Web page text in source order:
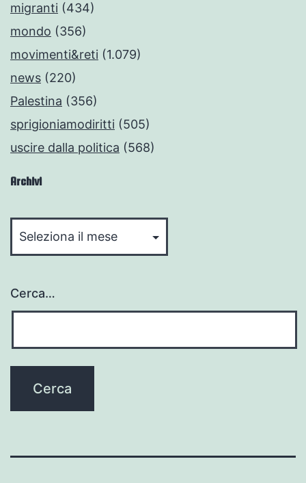
migranti (434)
mondo (356)
movimenti&reti (1.079)
news (220)
Palestina (356)
sprigioniamodiritti (505)
uscire dalla politica (568)
Archivi
Cerca…